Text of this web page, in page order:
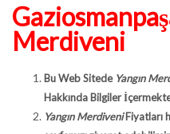
Merdiveni
Bu Web Sitede Yangın
Hakkında Bilgiler
Yangın MerdiveniFiyatları